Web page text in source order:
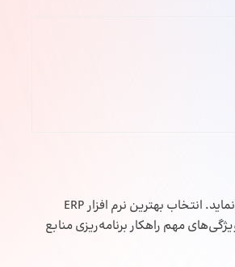
بهترین نرم افزار ERP
مهم راهکار برنامه‌ریزی منابع